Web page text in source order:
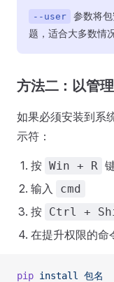
--user
参数将
题，适合大多数情
方法二：以管
如果必须安装到系
示符：
按 Win + R
输入
cmd
按 Ctrl +
在提升权限的命
pip install 包名